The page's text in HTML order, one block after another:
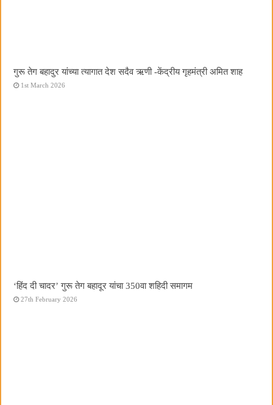
गुरू तेग बहादुर यांच्या त्यागात देश सदैव ऋणी -केंद्रीय गृहमंत्री अमित शाह
1st March 2026
‘हिंद दी चादर’ गुरू तेग बहादूर यांचा 350वा शहिदी समागम
27th February 2026